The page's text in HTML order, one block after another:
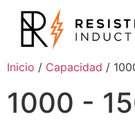
Inicio / Capacidad /
1000 -